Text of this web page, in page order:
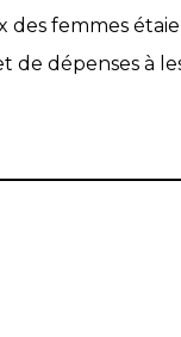
des femmes
dépenses à